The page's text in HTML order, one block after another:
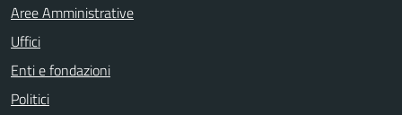
Aree Amministrative
Uffici
Enti e fondazioni
Politici